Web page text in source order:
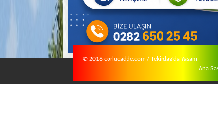
© 2016 corlucadde.com / Tekirdağ'da Yaşam
Ana